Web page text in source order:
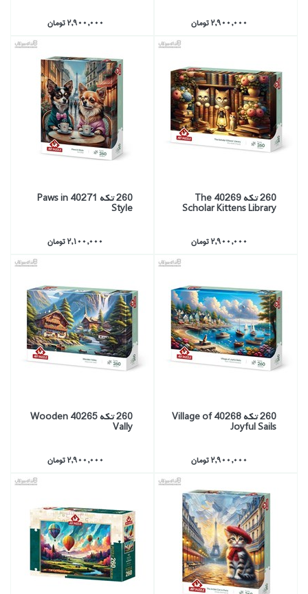
2,900,000 تومان 2,900,000 تومان
260 تكه 40269 The
Scholar Kittens Library
2,900,000 تومان
260 تكه 40271 Paws in
Style
2,100,000 تومان
260 تكه 40268 Village of
Joyful Sails
2,900,000 تومان
260 تكه 40265 Wooden
Vally
2,900,000 تومان